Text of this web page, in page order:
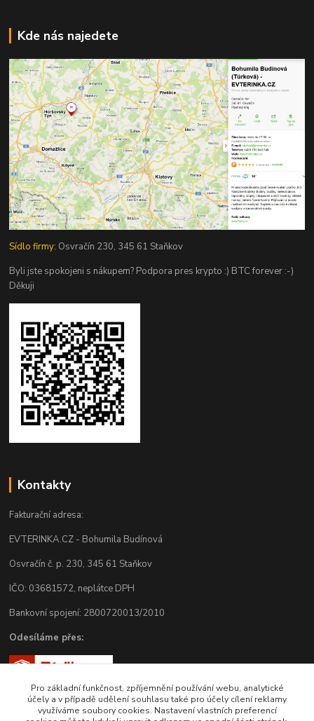
Kde nás najedete
Sídlo firmy: Osvračín 230, 345 61 Staňkov
Byli jste spokojeni s nákupem? Podpora pres krypto :) BTC forever :-)
Děkuji
Kontakty
Fakturační adresa:
EVTERINKA.CZ - Bohumila Budínová
Osvračín č. p. 230, 345 61 Staňkov
IČO: 03681572, neplátce DPH
Bankovní spojení: 2800720013/2010
Odesíláme přes:
Pro základní funkčnost, zpříjemnění používání webu, analytické
účely a v případě udělení souhlasu také pro účely cílení reklamy
využíváme soubory cookies. Nastavení vlastních preferencí